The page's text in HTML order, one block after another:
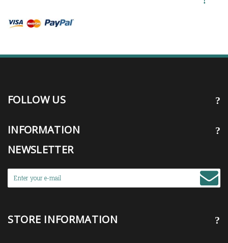
FOLLOW US
INFORMATION
NEWSLETTER
STORE INFORMATION